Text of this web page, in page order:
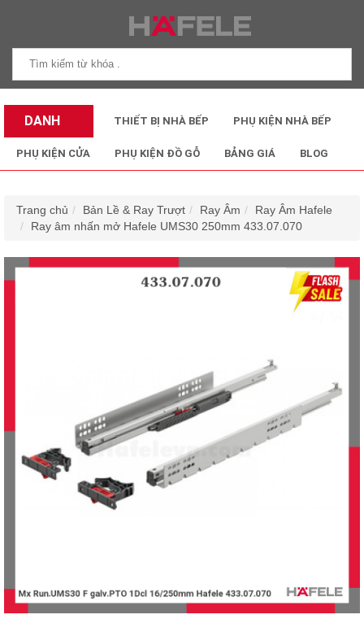
DANH
MỤC SẢN
THIẾT BỊ NHÀ BẾP PHỤ KIỆN NHÀ BẾP
PHỤ KIỆN CỬA PHỤ KIỆN ĐỒ GỖ BẢNG GIÁ BLOG
Trang chủ Bản Lề & Ray Trượt Ray Âm
Ray Âm Hafele
Ray âm nhấn mở Hafele UMS30 250mm 433.07.070